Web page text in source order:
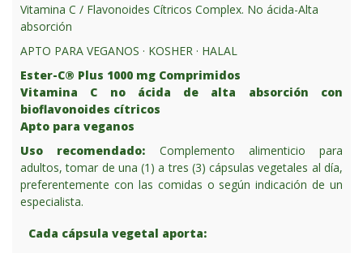
Vitamina C / Flavonoides Cítricos Complex. No ácida-Alta
absorción
APTO PARA VEGANOS · KOSHER · HALAL
Ester-C® Plus 1000 mg Comprimidos
Vitamina C no ácida de alta absorción con
bioflavonoides cítricos
Apto para veganos
Uso recomendado: Complemento alimenticio para
adultos, tomar de una (1) a tres (3) cápsulas vegetales al día,
preferentemente con las comidas o según indicación de un
especialista.
Cada cápsula vegetal aporta: